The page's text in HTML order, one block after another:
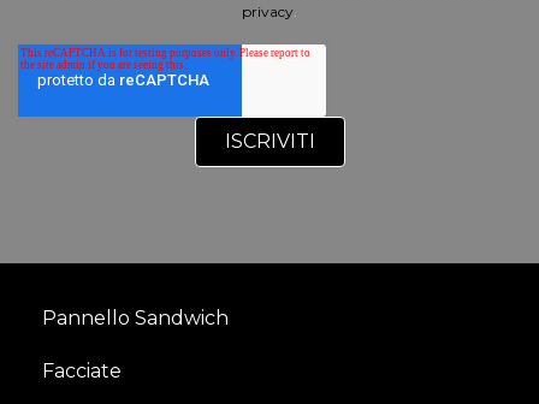
privacy
Pannello Sandwich
Facciate